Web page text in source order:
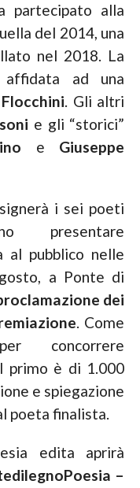
partecipato alla
del 2014, una
nel 2018. La
affidata ad una
. Gli altri
e gli “storici”
e Giuseppe
i sei poeti
presentare
al pubblico nelle
a Ponte di
dei
. Come
concorrere
primo è di 1.000
e spiegazione
poeta finalista.
edita aprirà
–